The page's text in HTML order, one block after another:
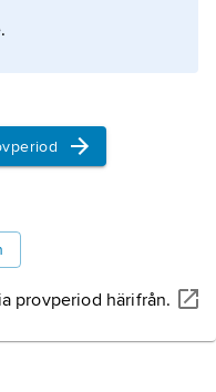
violett.
provperiod härifrån.